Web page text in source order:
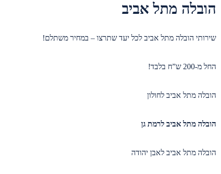
הובלה מתל אביב
שירותי הובלה מתל אביב לכל יעד שתרצו – במחיר משתלם!
החל מ-200 ש”ח בלבד!
הובלה מתל אביב לחולון
הובלה מתל אביב לרמת גן
הובלה מתל אביב לאבן יהודה